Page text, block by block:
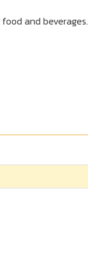
and beverages.